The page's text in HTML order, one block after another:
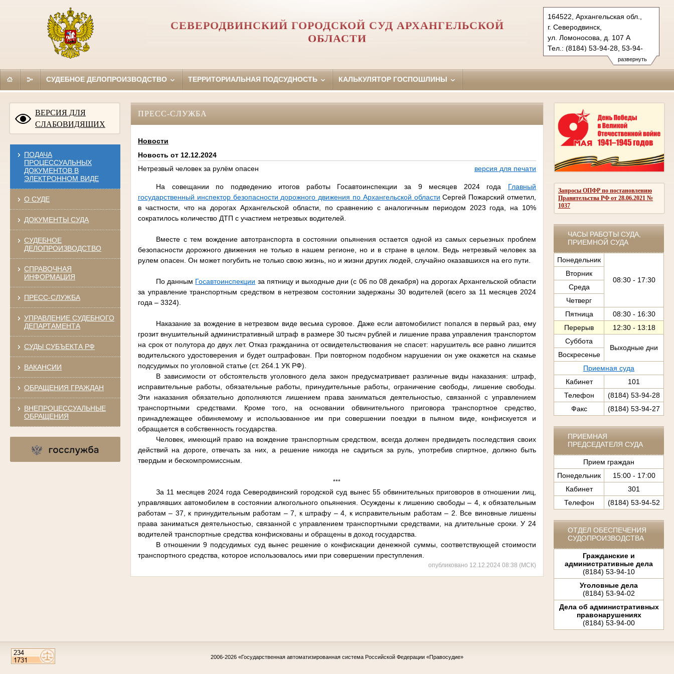
развернуть
164522, Архангельская обл.,
г. Северодвинск,
ул. Ломоносова, д. 107 А
Тел.: (8184) 53-94-28, 53-94-
27 (ф.)
seversud.arh@sudrf.ru
СЕВЕРОДВИНСКИЙ ГОРОДСКОЙ СУД АРХАНГЕЛЬСКОЙ
ОБЛАСТИ
СУДЕБНОЕ ДЕЛОПРОИЗВОДСТВО ТЕРРИТОРИАЛЬНАЯ ПОДСУДНОСТЬ КАЛЬКУЛЯТОР ГОСПОШЛИНЫ
ВЕРСИЯ ДЛЯ
СЛАБОВИДЯЩИХ
ПОДАЧА
ПРОЦЕССУАЛЬНЫХ
ДОКУМЕНТОВ В
ЭЛЕКТРОННОМ ВИДЕ
О СУДЕ
ДОКУМЕНТЫ СУДА
СУДЕБНОЕ
ДЕЛОПРОИЗВОДСТВО
СПРАВОЧНАЯ
ИНФОРМАЦИЯ
ПРЕСС-СЛУЖБА
УПРАВЛЕНИЕ СУДЕБНОГО
ДЕПАРТАМЕНТА
СУДЫ СУБЪЕКТА РФ
ВАКАНСИИ
ОБРАЩЕНИЯ ГРАЖДАН
ВНЕПРОЦЕССУАЛЬНЫЕ
ОБРАЩЕНИЯ
Запросы ОПФР по постановлению
Правительства РФ от 28.06.2021 №
1037
ЧАСЫ РАБОТЫ СУДА,
ПРИЕМНОЙ СУДА
Понедельник
08:30 - 17:30
Вторник
Среда
Четверг
Пятница
08:30 - 16:30
Перерыв
12:30 - 13:18
Суббота
Выходные дни
Воскресенье
Приемная суда
Кабинет
101
Телефон
(8184) 53-94-28
Факс
(8184) 53-94-27
ПРИЕМНАЯ
ПРЕДСЕДАТЕЛЯ СУДА
Прием граждан
Понедельник
15:00 - 17:00
Кабинет
301
Телефон
(8184) 53-94-52
ОТДЕЛ ОБЕСПЕЧЕНИЯ
СУДОПРОИЗВОДСТВА
Гражданские и
административные дела
(8184) 53-94-10
Уголовные дела
(8184) 53-94-02
Дела об административных
правонарушениях
(8184) 53-94-00
ПРЕСС-СЛУЖБА
Новости
Новость от 12.12.2024
Нетрезвый человек за рулём опасен
версия для печати
На совещании по подведению итогов работы Госавтоинспекции за 9 месяцев 2024 года Главный
государственный инспектор безопасности дорожного движения по Архангельской области Сергей Пожарский отметил,
в частности, что на дорогах Архангельской области, по сравнению с аналогичным периодом 2023 года, на 10%
сократилось количество ДТП с участием нетрезвых водителей.
Вместе с тем вождение автотранспорта в состоянии опьянения остается одной из самых серьезных проблем
безопасности дорожного движения не только в нашем регионе, но и в стране в целом. Ведь нетрезвый человек за
рулем опасен. Он может погубить не только свою жизнь, но и жизни других людей, случайно оказавшихся на его пути.
По данным Госавтоинспекции за пятницу и выходные дни (с 06 по 08 декабря) на дорогах Архангельской области
за управление транспортным средством в нетрезвом состоянии задержаны 30 водителей (всего за 11 месяцев 2024
года – 3324).
Наказание за вождение в нетрезвом виде весьма суровое. Даже если автомобилист попался в первый раз, ему
грозит внушительный административный штраф в размере 30 тысяч рублей и лишение права управления транспортом
на срок от полутора до двух лет. Отказ гражданина от освидетельствования не спасет: нарушитель все равно лишится
водительского удостоверения и будет оштрафован. При повторном подобном нарушении он уже окажется на скамье
подсудимых по уголовной статье (ст. 264.1 УК РФ).
В зависимости от обстоятельств уголовного дела закон предусматривает различные виды наказания: штраф,
исправительные работы, обязательные работы, принудительные работы, ограничение свободы, лишение свободы.
Эти наказания обязательно дополняются лишением права заниматься деятельностью, связанной с управлением
транспортными средствами. Кроме того, на основании обвинительного приговора транспортное средство,
принадлежащее обвиняемому и использованное им при совершении поездки в пьяном виде, конфискуется и
обращается в собственность государства.
Человек, имеющий право на вождение транспортным средством, всегда должен предвидеть последствия своих
действий на дороге, отвечать за них, а решение никогда не садиться за руль, употребив спиртное, должно быть
твердым и бескомпромиссным.
***
За 11 месяцев 2024 года Северодвинский городской суд вынес 55 обвинительных приговоров в отношении лиц,
управлявших автомобилем в состоянии алкогольного опьянения. Осуждены к лишению свободы – 4, к обязательным
работам – 37, к принудительным работам – 7, к штрафу – 4, к исправительным работам – 2. Все виновные лишены
права заниматься деятельностью, связанной с управлением транспортными средствами, на длительные сроки. У 24
водителей транспортные средства конфискованы и обращены в доход государства.
В отношении 9 подсудимых суд вынес решение о конфискации денежной суммы, соответствующей стоимости
транспортного средства, которое использовалось ими при совершении преступления.
опубликовано 12.12.2024 08:38 (МСК)
2006-2026 «Государственная автоматизированная система Российской Федерации «Правосудие»